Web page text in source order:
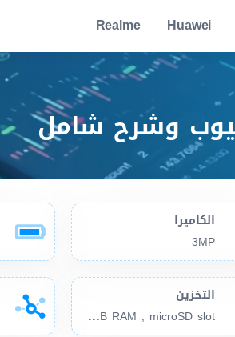
Huawei
Realme
الكاميرا
3MP
التخزين
64M
B RAM , microSD slot